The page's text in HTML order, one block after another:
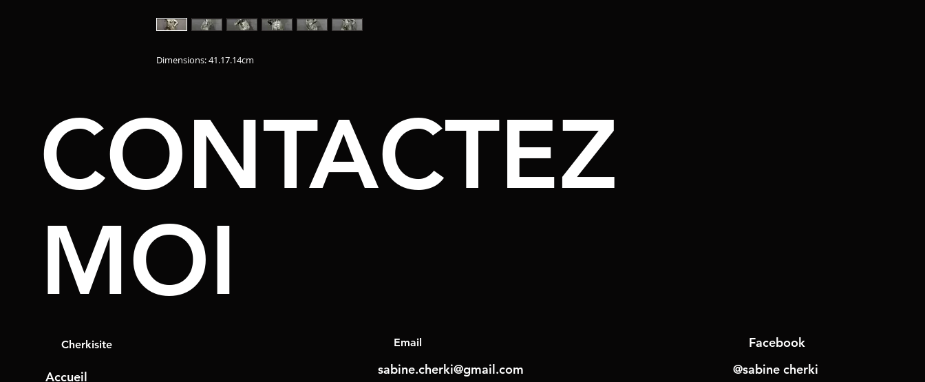
Dimensions: 41.17.14cm
CONTACTEZ
MOI
Cherkisite
Accueil
Email
sabine.cherki@gmail.com
Facebook
@sabine cherki